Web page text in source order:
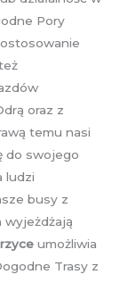
Pory
oraz z
temu nasi
do swojego
ludzi
busy z
wyjeżdżają
umożliwia
Trasy z